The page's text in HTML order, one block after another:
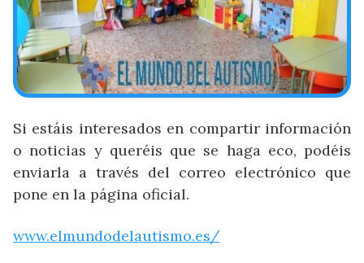
Si estáis interesados en compartir información
o noticias y queréis que se haga eco, podéis
enviarla a través del correo electrónico que
pone en la página oficial.
www.elmundodelautismo.es/